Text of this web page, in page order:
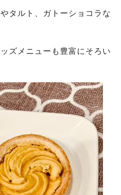
タルト、ガトーショコラな
ズメニューも豊富にそろい